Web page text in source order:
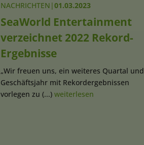
NACHRICHTEN |01.03.2023
SeaWorld Entertainment
verzeichnet 2022 Rekord-
Ergebnisse
„Wir freuen uns, ein weiteres Quartal und
Geschäftsjahr mit Rekordergebnissen
vorlegen zu (...) weiterlesen